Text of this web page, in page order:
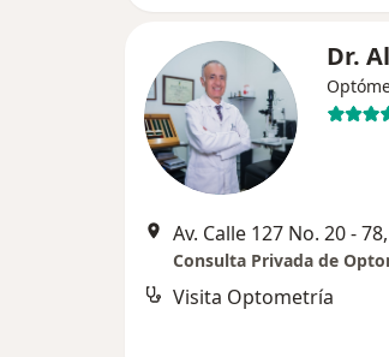
Dr.
Av. Calle 127 No. 20 -
Visita Optometría